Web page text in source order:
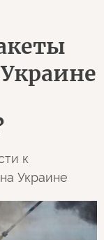
к
Украине